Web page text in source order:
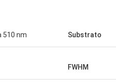
510 nm Substrato
FWHM